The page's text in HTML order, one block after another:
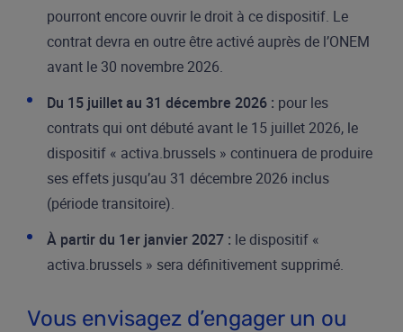
pourront encore ouvrir le droit à ce dispositif. Le
contrat devra en outre être activé auprès de l’ONEM
avant le 30 novembre 2026.
Du 15 juillet au 31 décembre 2026 : pour les
contrats qui ont débuté avant le 15 juillet 2026, le
dispositif « activa.brussels » continuera de produire
ses effets jusqu’au 31 décembre 2026 inclus
(période transitoire).
À partir du 1er janvier 2027 : le dispositif «
activa.brussels » sera définitivement supprimé.
Vous envisagez d’engager un ou